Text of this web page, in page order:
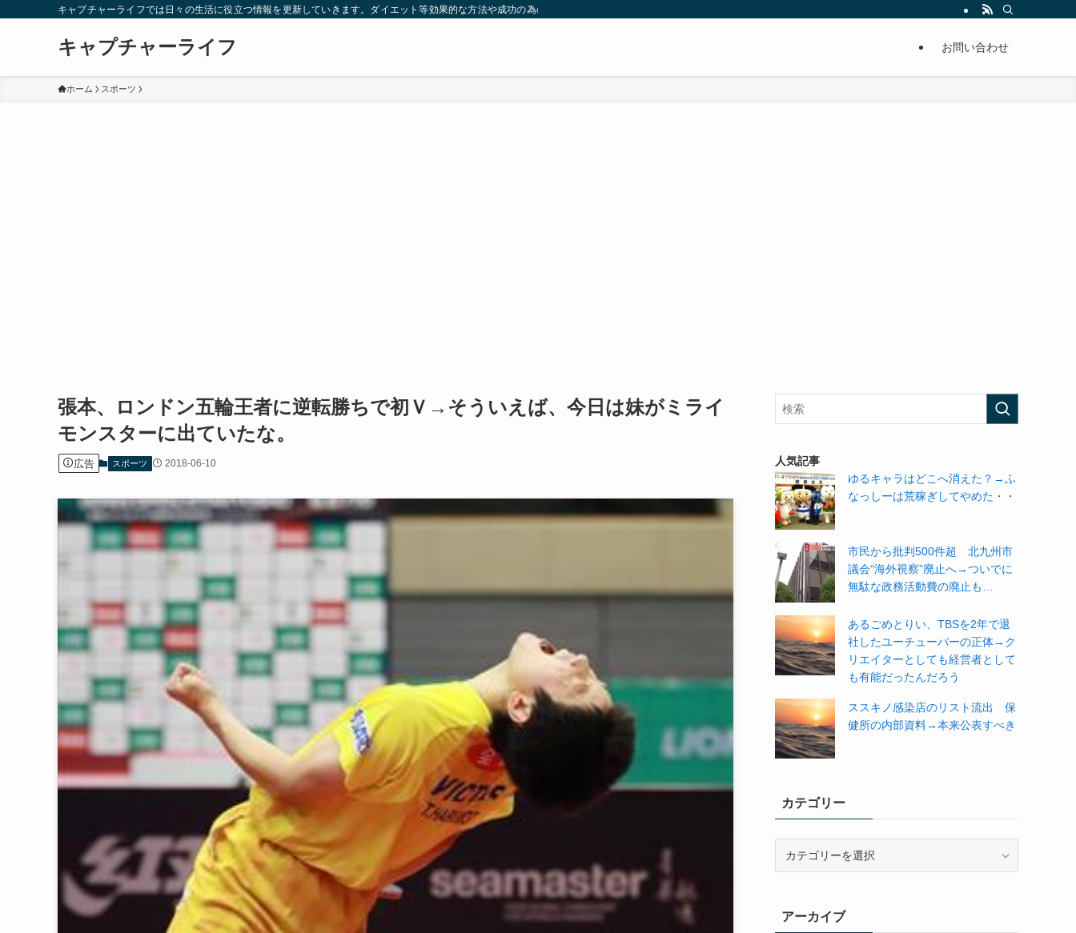
キャプチャーライフでは日々の生活に役立つ情報を更新していきます。ダイエット等効果的な方法や成功の為の秘訣等。太ったり悩んでいる方々が簡単に痩せることが出来るように分かりやすくまとめています。
キャプチャーライフ お問い合わせ
ホーム スポーツ
張本、ロンドン五輪王者に逆転勝ちで初Ｖ→そういえば、今日は妹がミライ
モンスターに出ていたな。
広告 スポーツ 2018-06-10
人気記事
ゆるキャラはどこへ消えた？→ふ
なっしーは荒稼ぎしてやめた・・
市民から批判500件超 北九州市
議会“海外視察”廃止へ→ついでに
無駄な政務活動費の廃止も…
あるごめとりい、TBSを2年で退
社したユーチューバーの正体→ク
リエイターとしても経営者として
も有能だったんだろう
ススキノ感染店のリスト流出 保
健所の内部資料→本来公表すべき
カテゴリー
ーアーカイブ